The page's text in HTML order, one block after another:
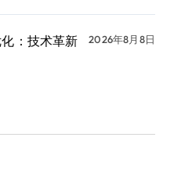
：技术革新
2026年8月8日